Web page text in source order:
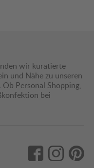
wir kuratierte
und Nähe zu unseren
Personal Shopping,
bei